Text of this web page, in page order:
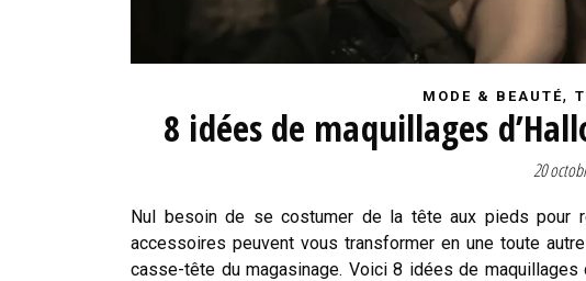
MODE & BEAUTÉ,
8 idées de maquillages
20
Nul besoin de se costumer de la tête aux pieds pour
accessoires peuvent vous transformer en une toute
casse-tête du magasinage. Voici 8 idées de maquillages